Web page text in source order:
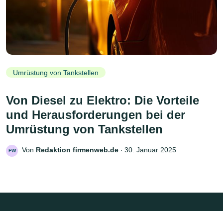
Umrüstung von Tankstellen
Von Diesel zu Elektro: Die Vorteile
und Herausforderungen bei der
Umrüstung von Tankstellen
FW Von Redaktion firmenweb.de ‧ 30. Januar 2025